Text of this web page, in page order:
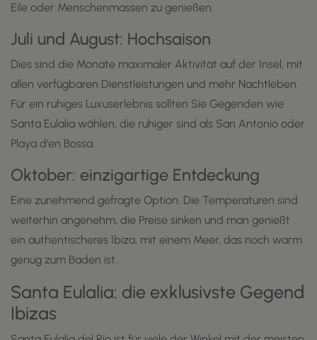
Eile oder Menschenmassen zu genießen.
Juli und August: Hochsaison
Dies sind die Monate maximaler Aktivität auf der Insel, mit
allen verfügbaren Dienstleistungen und mehr Nachtleben.
Für ein ruhiges Luxuserlebnis sollten Sie Gegenden wie
Santa Eulalia wählen, die ruhiger sind als San Antonio oder
Playa d'en Bossa.
Oktober: einzigartige Entdeckung
Eine zunehmend gefragte Option. Die Temperaturen sind
weiterhin angenehm, die Preise sinken und man genießt
ein authentischeres Ibiza, mit einem Meer, das noch warm
genug zum Baden ist.
Santa Eulalia: die exklusivste Gegend
Ibizas